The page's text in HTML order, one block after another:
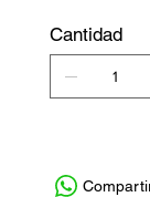
Cantidad